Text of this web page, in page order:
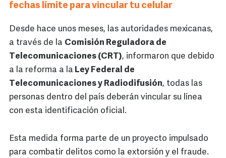
fechas límite para vincular tu celular
Desde hace unos meses, las autoridades mexicanas,
a través de la Comisión Reguladora de
Telecomunicaciones (CRT), informaron que debido
a la reforma a la Ley Federal de
Telecomunicaciones y Radiodifusión, todas las
personas dentro del país deberán vincular su línea
con esta identificación oficial.
Esta medida forma parte de un proyecto impulsado
para combatir delitos como la extorsión y el fraude.